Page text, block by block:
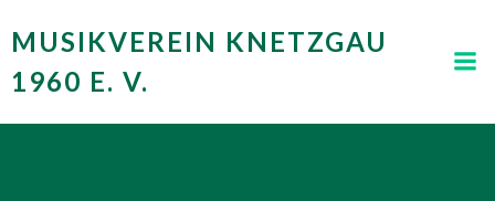
Inhalt
MUSIKVEREIN KNETZGAU
1960 E. V.